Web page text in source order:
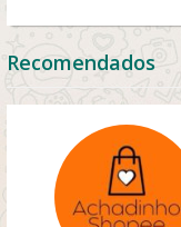
Recomendados